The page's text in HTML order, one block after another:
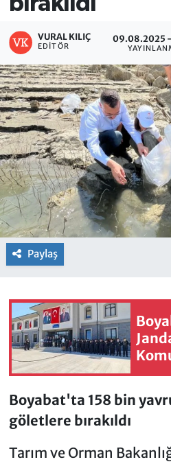
VURAL KILIÇ
EDITÖR
09.08.2025 -
Paylaş
Boyabat'ta 158 bin
göletlere bırakıldı
Tarım ve Orman
Son Dakika Haberleri
Haber Arşivi